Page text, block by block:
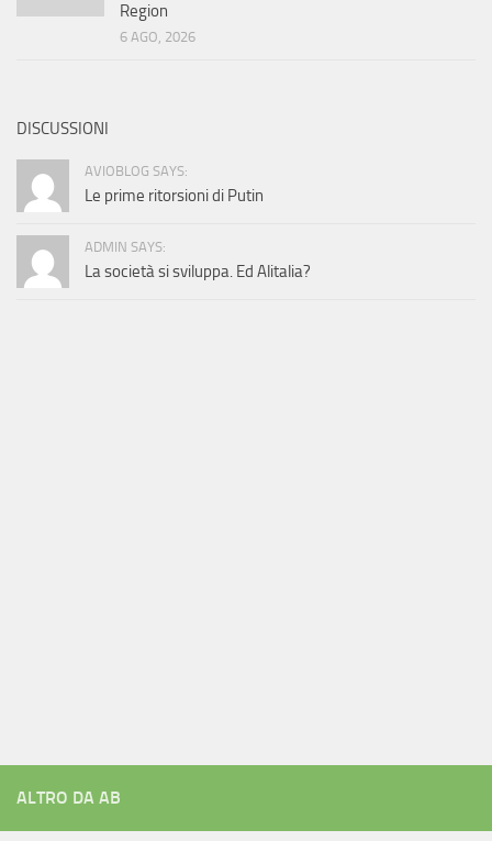
Region
6 AGO, 2026
DISCUSSIONI
AVIOBLOG SAYS:
Le prime ritorsioni di Putin
ADMIN SAYS:
La società si sviluppa. Ed Alitalia?
ALTRO DA AB